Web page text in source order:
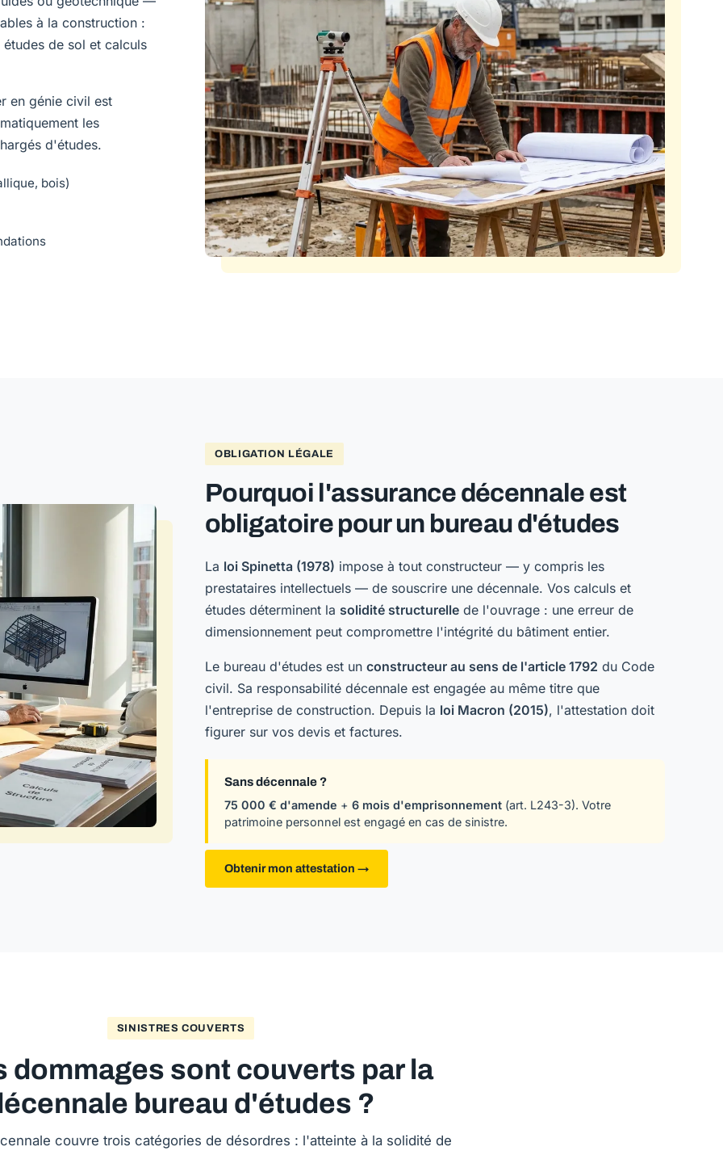
à la construction :
études de sol et calculs
en génie civil est
les
d'études.
bois)
OBLIGATION LÉGALE
Pourquoi l'assurance décennale est
obligatoire pour un bureau d'études
La loi Spinetta (1978) impose à tout constructeur — y compris les
prestataires intellectuels — de souscrire une décennale. Vos calculs et
études déterminent la solidité structurelle de l'ouvrage : une erreur de
dimensionnement peut compromettre l'intégrité du bâtiment entier.
Le bureau d'études est un constructeur au sens de l'article 1792 du Code
civil. Sa responsabilité décennale est engagée au même titre que
l'entreprise de construction. Depuis la loi Macron (2015), l'attestation doit
figurer sur vos devis et factures.
Sans décennale ?
75 000 € d'amende + 6 mois d'emprisonnement (art. L243-3). Votre
patrimoine personnel est engagé en cas de sinistre.
Obtenir mon attestation →
SINISTRES COUVERTS
dommages sont couverts par la
bureau d'études ?
couvre trois catégories de désordres : l'atteinte à la solidité de